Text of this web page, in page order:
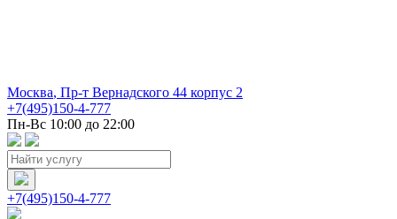
Москва, Пр-т Вернадского 44 корпус 2
+7(495)150-4-777
Пн-Вс 10:00 до 22:00
+7(495)150-4-777